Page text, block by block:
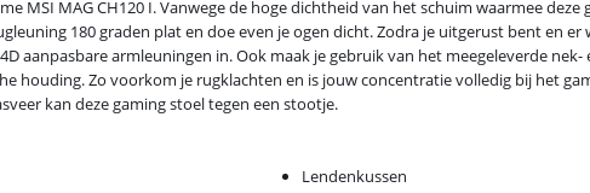
MSI MAG CH120 I. Vanwege de hoge dichtheid van het schuim waarmee deze
180 graden plat en doe even je ogen dicht. Zodra je uitgerust bent en
aanpasbare armleuningen in. Ook maak je gebruik van het meegeleverde
houding. Zo voorkom je rugklachten en is jouw concentratie volledig bij het
kan deze gaming stoel tegen een stootje.
Lendenkussen